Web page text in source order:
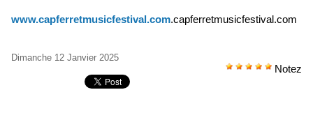
www.capferretmusicfestival.com.capferretmusicfestival.com
Dimanche 12 Janvier 2025
Notez